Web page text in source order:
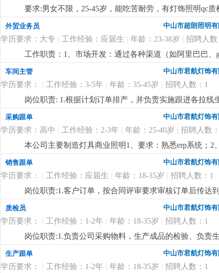
点）整理归档；问题反馈：3、打样过程中焊接不良、
辅料 / 治具管理：焊台、万用表、负载、老化架、线材
样品寄送、来料样板核对、工程变更样板更换、临时交
管理相关专业优先（需具备学习能力）；2、熟练使用
3、沟通协调能力强，责任心强，工作细致，能承受一
节奏；4、有相关行业经验（1-3年）者优先录用；5、
要求:男女不限，25-45岁，能吃苦耐劳，有灯饰照明qc
外贸业务员 中山市超朗照明
学历要求：大专 | 工作经验：应届生 | 年龄：23-38岁 | 招聘人数
工作职责：1、市场开发：通过各种渠道（如阿里巴巴
理：负责维护客户关系，提供售前、售中和售后服务，
程，确保准时交货，并收回应收回的款项。4、市场调
5、产品推广：通过网络平台和社交媒体推广公司产品
同，并处理合同履行过程中可能出现的紧急情况。要求
优先。语言能力：英语四级以上，具备较强的英语听说
流程者优先。技能素质：熟悉网络销售技巧，了解电子
4500-6000元/月+提成 更详细 ...
车间主管 中山市君航灯饰
学历要求： | 工作经验：3-5年 | 年龄：35-45岁 | 招聘人数：1
岗位职责: 1.根据计划订单排产，并负责实施跟进各拉
负责生产进度和质量管控（报表）；4.协助拉线培训新
率；6.协助品质部门监督，执行生产中质量体系，杜绝
隐患等工作；岗位要求：1、有三年以上洗墙灯，筒灯
等岗位管理工作经验；4、能力突出者，工资面谈。更详
采购跟单 中山市君航灯饰
学历要求：高中 | 工作经验：2-3年 | 年龄：25-40岁 | 招聘人数
本公司主要制造灯具商业照明1、要求：熟悉erp系统；
（仓库、订单所需）生成采购单，做好采购跟踪表格；
销售跟单 中山市君航灯饰
学历要求： | 工作经验：应届生 | 年龄：18-35岁 | 招聘人数：1
岗位职责:1.客户订单，按合同评审要求审核订单后传达
2.根据生产部反馈信息掌握生产进度及欠料、品质问题
安排生产，跟踪样品进度及客户确认结果。安排送样、
知相关部门5.客户资信、客户订单、文件分发的整理和
踪7.经常与客户沟通，保持良好关系，争取客户订单8.
的其他之事宜岗位要求:1.高中以上学历或相关工作经验
上的工作经验者优先考虑3.工作有条理，细致、认真、
的网络知识更详细...
质检员 中山市君航灯饰
学历要求： | 工作经验：1-2年 | 年龄：18-35岁 | 招聘人数：1
岗位职责:1.负责公司采购物料，生产成品的检验、负责
如实记录和反馈2.负责对出现的产品质量问题进行分析
实3.协助做好生产一线员工的品质意识和品质识别能力
能力，对新事物的接受能力强3.具备一定的文字功底和
生产跟单 中山市君航灯饰
学历要求： | 工作经验：1-2年 | 年龄：18-35岁 | 招聘人数：1